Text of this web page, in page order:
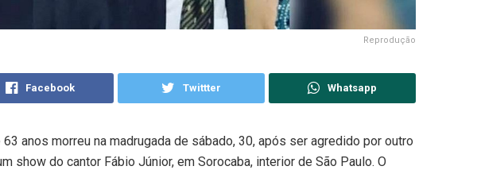
Reprodução
Facebook Twittter Whatsapp
anos morreu na madrugada de sábado, 30, após ser agredido por outro
show do cantor Fábio Júnior, em Sorocaba, interior de São Paulo. O